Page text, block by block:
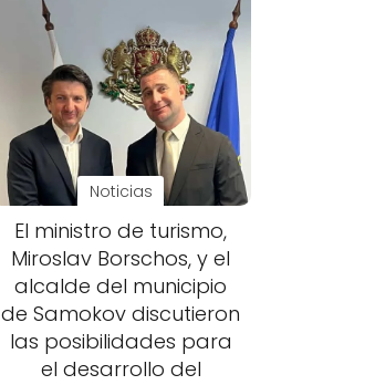
Noticias
El ministro de turismo,
Miroslav Borschos, y el
alcalde del municipio
de Samokov discutieron
las posibilidades para
el desarrollo del